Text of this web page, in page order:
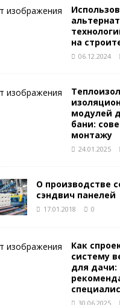
на
06.12.2024
модулей
бани:
монтажу
24.01.2025
О производстве
сэндвич панелей
17.01.2018 0
Как
систему
для дачи:
30.06.2025